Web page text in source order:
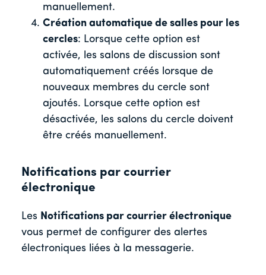
manuellement.
Création automatique de salles pour les
cercles: Lorsque cette option est
activée, les salons de discussion sont
automatiquement créés lorsque de
nouveaux membres du cercle sont
ajoutés. Lorsque cette option est
désactivée, les salons du cercle doivent
être créés manuellement.
Notifications par courrier
électronique
Les Notifications par courrier électronique
vous permet de configurer des alertes
électroniques liées à la messagerie.